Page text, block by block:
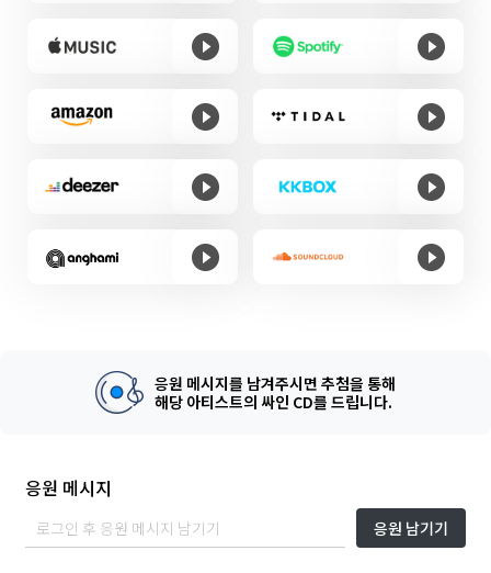
응원 메시지를 남겨주시면 추첨을 통해
해당 아티스트의 싸인 CD를 드립니다.
응원 메시지
응원 남기기